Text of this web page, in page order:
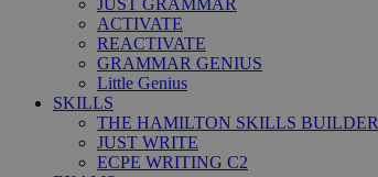
JUST GRAMMAR
ACTIVATE
REACTIVATE
GRAMMAR GENIUS
Little Genius
SKILLS
THE HAMILTON SKILLS BUILDER
JUST WRITE
ECPE WRITING C2